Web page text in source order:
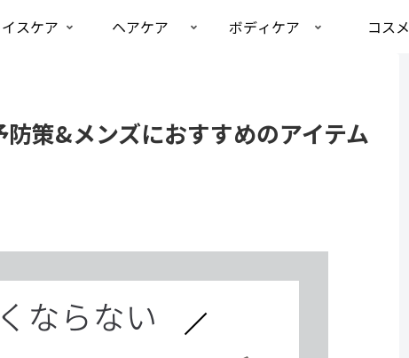
スケア ヘアケア ボディケア コスメ
策&メンズにおすすめのアイテム